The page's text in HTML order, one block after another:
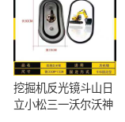
挖掘机反光镜斗山日
立小松三一沃尔沃神